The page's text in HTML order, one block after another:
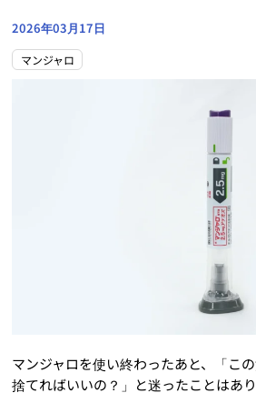
2026年03月17日
マンジャロ
マンジャロを使い終わったあと、「こ
捨てればいいの？」と迷ったことはあり